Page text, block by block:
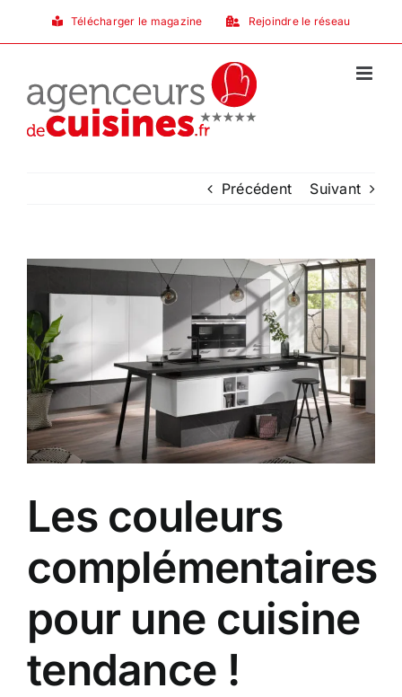
Télécharger le magazine Rejoindre le réseau
Précédent Suivant
Voir
l'image
agrandie
Les couleurs
complémentaires
pour une cuisine
tendance !